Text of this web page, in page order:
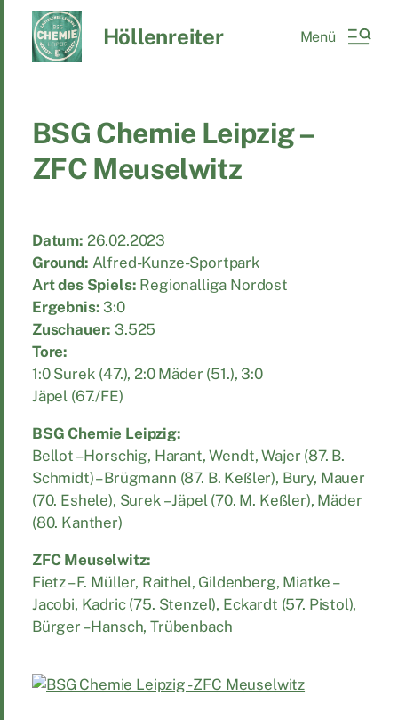
Höllenreiter Menü
BSG Chemie Leipzig –
ZFC Meuselwitz
Datum: 26.02.2023
Ground: Alfred-Kunze-Sportpark
Art des Spiels: Regionalliga Nordost
Ergebnis: 3:0
Zuschauer: 3.525
Tore:
1:0 Surek (47.), 2:0 Mäder (51.), 3:0
Jäpel (67./FE)
BSG Chemie Leipzig:
Bellot – Horschig, Harant, Wendt, Wajer (87. B.
Schmidt) – Brügmann (87. B. Keßler), Bury, Mauer
(70. Eshele), Surek – Jäpel (70. M. Keßler), Mäder
(80. Kanther)
ZFC Meuselwitz:
Fietz – F. Müller, Raithel, Gildenberg, Miatke –
Jacobi, Kadric (75. Stenzel), Eckardt (57. Pistol),
Bürger – Hansch, Trübenbach